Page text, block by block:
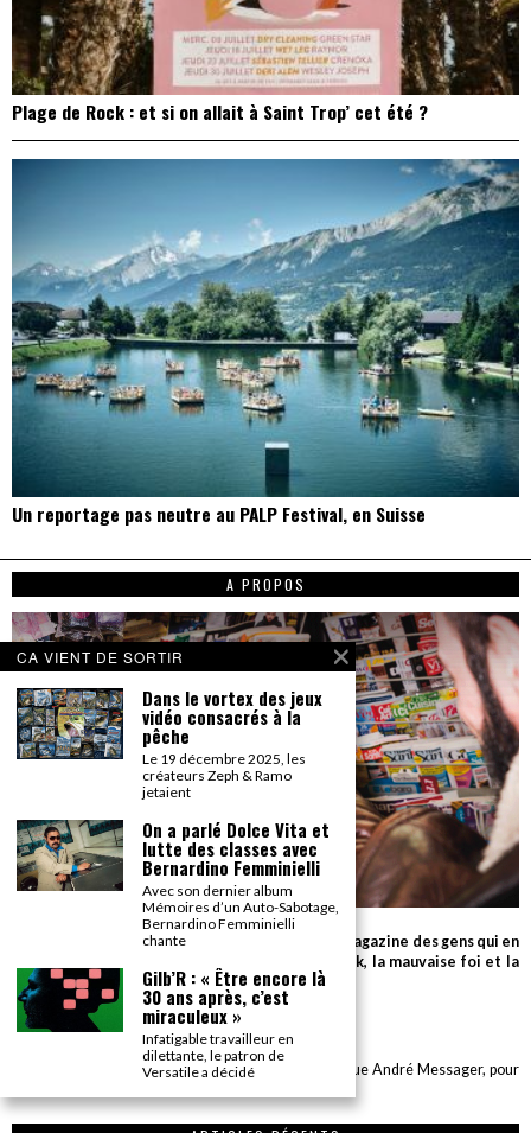
Plage de Rock : et si on allait à Saint Trop’ cet été ?
Un reportage pas neutre au PALP Festival, en Suisse
A PROPOS
Parce que seul le détail compte, Gonzaï est le magazine des gens qui en
savent beaucoup sur très peu de choses (le rock, la mauvaise foi et la
cuisson des biftecks).
desk AT gonzai.com
Edité par GONZAÏ MEDIA. Pour tout envoi : CBE, 6 rue André Messager, pour
CA VIENT DE SORTIR
Dans le vortex des jeux
vidéo consacrés à la
pêche
Le 19 décembre 2025, les
créateurs Zeph & Ramo
jetaient
On a parlé Dolce Vita et
lutte des classes avec
Bernardino Femminielli
Avec son dernier album
Mémoires d’un Auto-Sabotage,
Bernardino Femminielli
chante
Gilb’R : « Être encore là
30 ans après, c’est
miraculeux »
Infatigable travailleur en
dilettante, le patron de
Versatile a décidé